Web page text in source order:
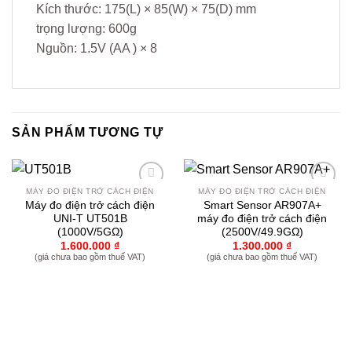
Kích thước: 175(L) × 85(W) × 75(D) mm
trọng lượng: 600g
Nguồn: 1.5V (AA ) × 8
SẢN PHẨM TƯƠNG TỰ
Yêu
thích
MÁY ĐO ĐIỆN TRỞ CÁCH ĐIỆN
Máy đo điện trở cách điện
UNI-T UT501B
(1000V/5GΩ)
1.600.000 ₫
(giá chưa bao gồm thuế VAT)
Yêu
thích
MÁY ĐO ĐIỆN TRỞ CÁCH ĐIỆN
Smart Sensor AR907A+
máy đo điện trở cách điện
(2500V/49.9GΩ)
1.300.000 ₫
(giá chưa bao gồm thuế VAT)